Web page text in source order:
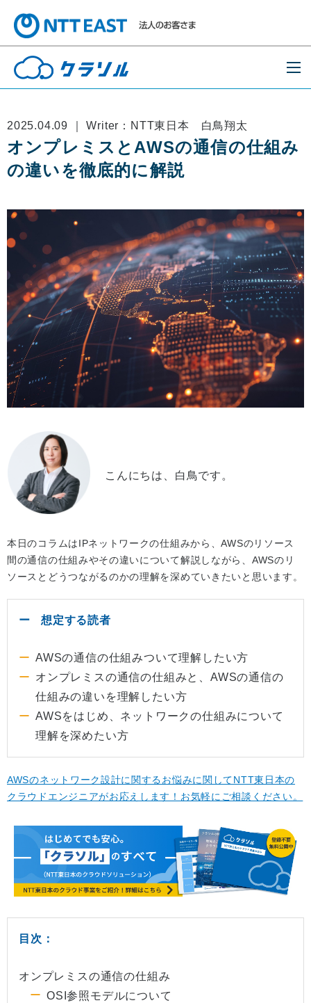
2025.04.09 ｜ Writer：NTT東日本 白鳥翔太
オンプレミスとAWSの通信の仕組み
の違いを徹底的に解説
こんにちは、白鳥です。
本日のコラムはIPネットワークの仕組みから、AWSのリソース
間の通信の仕組みやその違いについて解説しながら、AWSのリ
ソースとどうつながるのかの理解を深めていきたいと思います。
想定する読者
AWSの通信の仕組みついて理解したい方
オンプレミスの通信の仕組みと、AWSの通信の
仕組みの違いを理解したい方
AWSをはじめ、ネットワークの仕組みについて
理解を深めたい方
AWSのネットワーク設計に関するお悩みに関してNTT東日本の
クラウドエンジニアがお応えします！お気軽にご相談ください。
目次：
オンプレミスの通信の仕組み
OSI参照モデルについて